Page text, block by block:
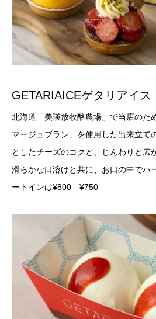
GETARIAICEゲタリアイス
北海道「美瑛放牧酪農場」で当店のた
マージュブラン」を使用した出来立て
としたチーズのコクと、じんわりと広
滑らかな口溶けと共に、お口の中でハ
ートインは¥800 ¥750